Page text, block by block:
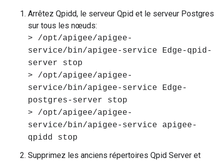
Arrêtez Qpidd, le serveur Qpid et le serveur Postgres
sur tous les nœuds:
> /opt/apigee/apigee-
service/bin/apigee-service Edge-qpid-
server stop
> /opt/apigee/apigee-
service/bin/apigee-service Edge-
postgres-server stop
> /opt/apigee/apigee-
service/bin/apigee-service apigee-
qpidd stop
Supprimez les anciens répertoires Qpid Server et